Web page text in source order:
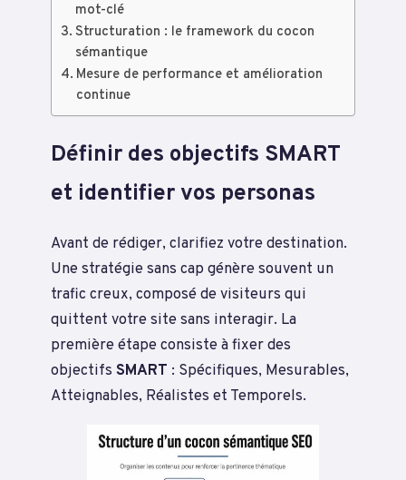
mot-clé
Structuration : le framework du cocon
sémantique
Mesure de performance et amélioration
continue
Définir des objectifs SMART
et identifier vos personas
Avant de rédiger, clarifiez votre destination.
Une stratégie sans cap génère souvent un
trafic creux, composé de visiteurs qui
quittent votre site sans interagir. La
première étape consiste à fixer des
objectifs SMART : Spécifiques, Mesurables,
Atteignables, Réalistes et Temporels.